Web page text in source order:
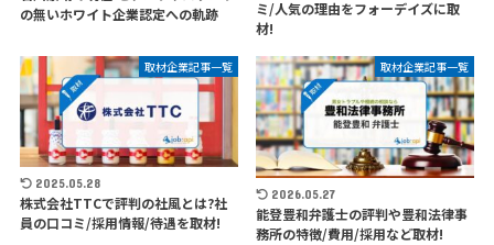
の無いホワイト企業認定への軌跡
ミ/人気の理由をフォーデイズに取
材!
取材企業記事一覧
2025.05.28
株式会社TTCで評判の社風とは?社
員の口コミ/採用情報/待遇を取材!
取材企業記事一覧
2026.05.27
能登豊和弁護士の評判や豊和法律事
務所の特徴/費用/採用など取材!